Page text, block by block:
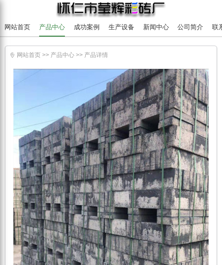
网站首页 产品中心 成功案例 生产设备 新闻中心 公司简介 联
 网站首页 >> 产品中心 >> 产品详情